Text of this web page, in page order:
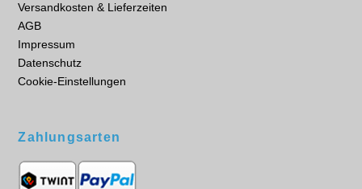
Versandkosten & Lieferzeiten
AGB
Impressum
Datenschutz
Cookie-Einstellungen
Zahlungsarten